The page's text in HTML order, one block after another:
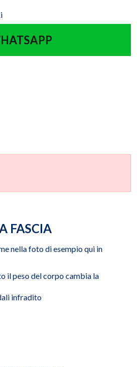
FASCIA
nella foto di esempio qui in
il peso del corpo cambia la